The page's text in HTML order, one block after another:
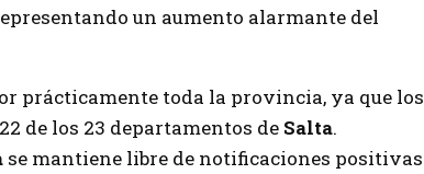
un aumento alarmante del
prácticamente toda la provincia, ya que los
de los 23 departamentos de Salta.
se mantiene libre de notificaciones positivas